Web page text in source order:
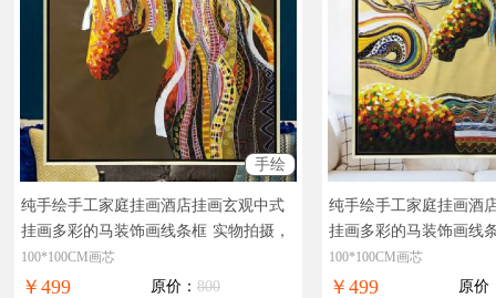
手绘
纯手绘手工家庭挂画酒店挂画玄观中式
挂画多彩的马装饰画线条框 实物拍摄，
现货图片，在线支付，全国免邮
100*100CM画芯
￥499 原价： 800
纯手绘手工家庭挂画酒
挂画多彩的马装饰画线
现货图片，在线支付，
100*100CM画芯
￥499 原价